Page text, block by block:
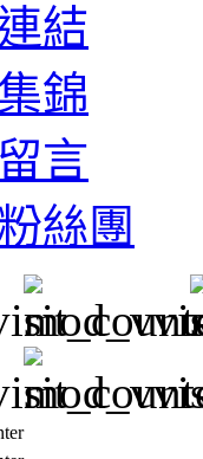
結
錦
言
絲團